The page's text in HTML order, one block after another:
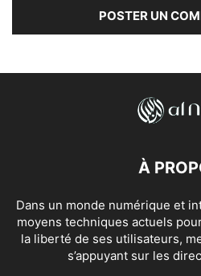
À
Dans un monde numérique et
moyens techniques actuels
la liberté de ses utilisateurs,
s’appuyant sur les